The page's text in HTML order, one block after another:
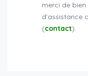
merci de
d’assistance
(contact).